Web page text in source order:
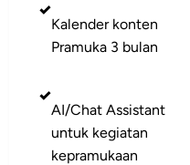
✓
Kalender konten
Pramuka 3 bulan
✓
AI/Chat Assistant
untuk kegiatan
kepramukaan